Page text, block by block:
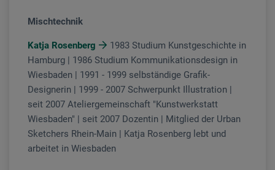
Mischtechnik
Katja Rosenberg
1983 Studium Kunstgeschichte in
Hamburg | 1986 Studium Kommunikationsdesign in
Wiesbaden | 1991 - 1999 selbständige Grafik-
Designerin | 1999 - 2007 Schwerpunkt Illustration |
seit 2007 Ateliergemeinschaft "Kunstwerkstatt
Wiesbaden" | seit 2007 Dozentin | Mitglied der Urban
Sketchers Rhein-Main | Katja Rosenberg lebt und
arbeitet in Wiesbaden